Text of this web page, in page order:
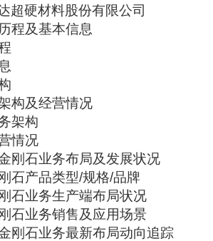
超硬材料股份有限公司
程及基本信息
构及经营情况
架构
情况
刚石业务布局及发展状况
石产品类型/规格/品牌
石业务生产端布局状况
石业务销售及应用场景
刚石业务最新布局动向追踪